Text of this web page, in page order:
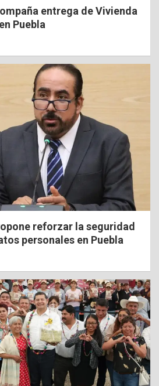
entrega de Vivienda
Puebla
reforzar la seguridad
personales en Puebla